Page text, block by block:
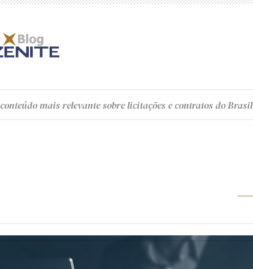
conteúdomais relevante sobre licitações e contratos do Brasil